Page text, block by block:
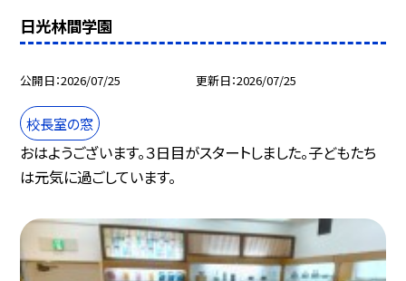
日光林間学園
公開日 2026/07/25 更新日 2026/07/25
校長室の窓
おはようございます。３日目がスタートしました。子どもたち
は元気に過ごしています。